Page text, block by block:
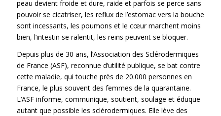
peau devient froide et dure, raide et parfois se perce sans
pouvoir se cicatriser, les reflux de l’estomac vers la bouche
sont incessants, les poumons et le cœur marchent moins
bien, l’intestin se ralentit, les reins peuvent se bloquer.
Depuis plus de 30 ans, l’Association des Sclérodermiques
de France (ASF), reconnue d’utilité publique, se bat contre
cette maladie, qui touche près de 20.000 personnes en
France, le plus souvent des femmes de la quarantaine.
L‘ASF informe, communique, soutient, soulage et éduque
autant que possible les sclérodermiques. Elle lève des